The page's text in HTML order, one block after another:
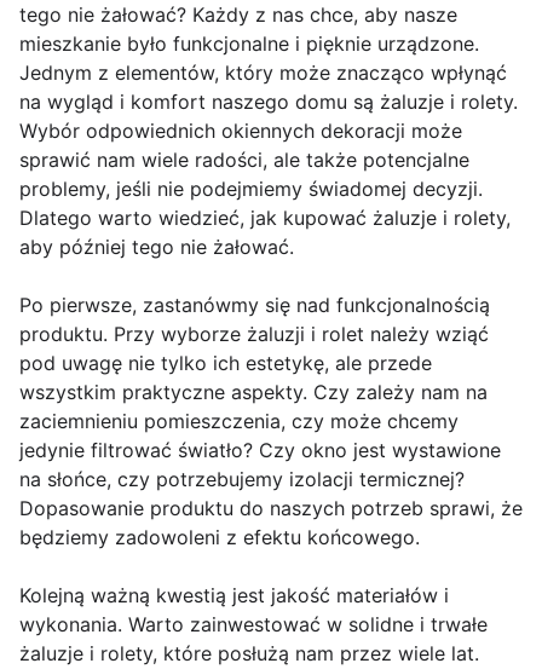
tego nie żałować? Każdy z nas chce, aby nasze
mieszkanie było funkcjonalne i pięknie urządzone.
Jednym z elementów, który może znacząco wpłynąć
na wygląd i komfort naszego domu są żaluzje i rolety.
Wybór odpowiednich okiennych dekoracji może
sprawić nam wiele radości, ale także potencjalne
problemy, jeśli nie podejmiemy świadomej decyzji.
Dlatego warto wiedzieć, jak kupować żaluzje i rolety,
aby później tego nie żałować.
Po pierwsze, zastanówmy się nad funkcjonalnością
produktu. Przy wyborze żaluzji i rolet należy wziąć
pod uwagę nie tylko ich estetykę, ale przede
wszystkim praktyczne aspekty. Czy zależy nam na
zaciemnieniu pomieszczenia, czy może chcemy
jedynie filtrować światło? Czy okno jest wystawione
na słońce, czy potrzebujemy izolacji termicznej?
Dopasowanie produktu do naszych potrzeb sprawi, że
będziemy zadowoleni z efektu końcowego.
Kolejną ważną kwestią jest jakość materiałów i
wykonania. Warto zainwestować w solidne i trwałe
żaluzje i rolety, które posłużą nam przez wiele lat.